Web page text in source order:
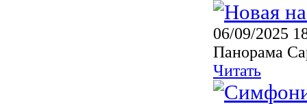
06/09/2025
Панорама
Читать